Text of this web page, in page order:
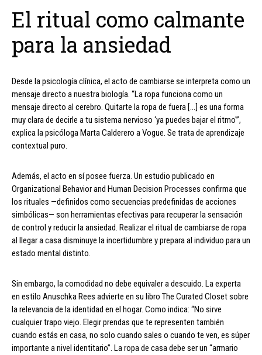
El ritual como calmante
para la ansiedad
Desde la psicología clínica, el acto de cambiarse se interpreta como un
mensaje directo a nuestra biología. “La ropa funciona como un
mensaje directo al cerebro. Quitarte la ropa de fuera […] es una forma
muy clara de decirle a tu sistema nervioso ‘ya puedes bajar el ritmo'”,
explica la psicóloga Marta Calderero a Vogue. Se trata de aprendizaje
contextual puro.
Además, el acto en sí posee fuerza. Un estudio publicado en
Organizational Behavior and Human Decision Processes confirma que
los rituales —definidos como secuencias predefinidas de acciones
simbólicas— son herramientas efectivas para recuperar la sensación
de control y reducir la ansiedad. Realizar el ritual de cambiarse de ropa
al llegar a casa disminuye la incertidumbre y prepara al individuo para un
estado mental distinto.
Sin embargo, la comodidad no debe equivaler a descuido. La experta
en estilo Anuschka Rees advierte en su libro The Curated Closet sobre
la relevancia de la identidad en el hogar. Como indica: “No sirve
cualquier trapo viejo. Elegir prendas que te representen también
cuando estás en casa, no solo cuando sales o cuando te ven, es súper
importante a nivel identitario”. La ropa de casa debe ser un “armario